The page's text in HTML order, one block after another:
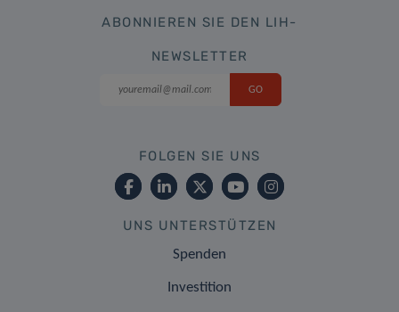
ABONNIEREN SIE DEN LIH-
NEWSLETTER
FOLGEN SIE UNS
UNS UNTERSTÜTZEN
Spenden
Investition